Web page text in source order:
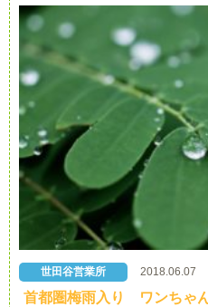
世田谷営業所 2018.06.07
首都圏梅雨入り ワンちゃ